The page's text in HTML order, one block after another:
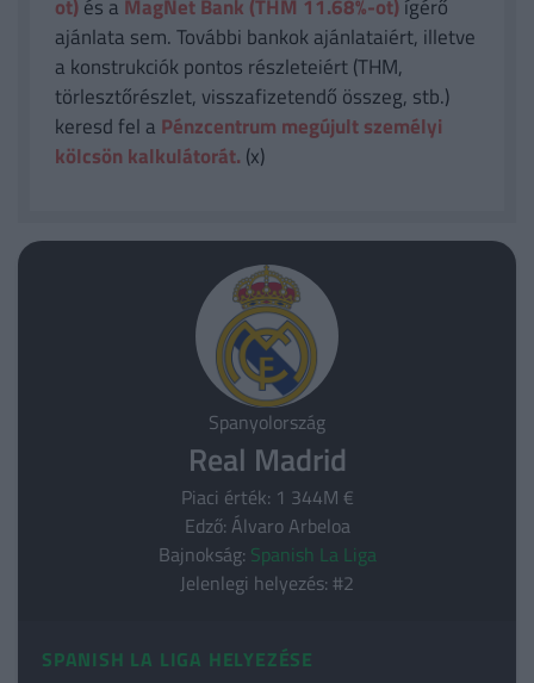
ot)és a MagNet Bank (THM 11.68%-ot)ígérő
ajánlata sem. További bankok ajánlataiért, illetve
a konstrukciók pontos részleteiért (THM,
törlesztőrészlet, visszafizetendő összeg, stb.)
keresd fel a Pénzcentrum megújult személyi
kölcsön kalkulátorát. (x)
Spanyolország
Real Madrid
Piaci érték: 1 344M €
Edző: Álvaro Arbeloa
Bajnokság: Spanish La Liga
Jelenlegi helyezés: #2
SPANISH LA LIGA HELYEZÉSE